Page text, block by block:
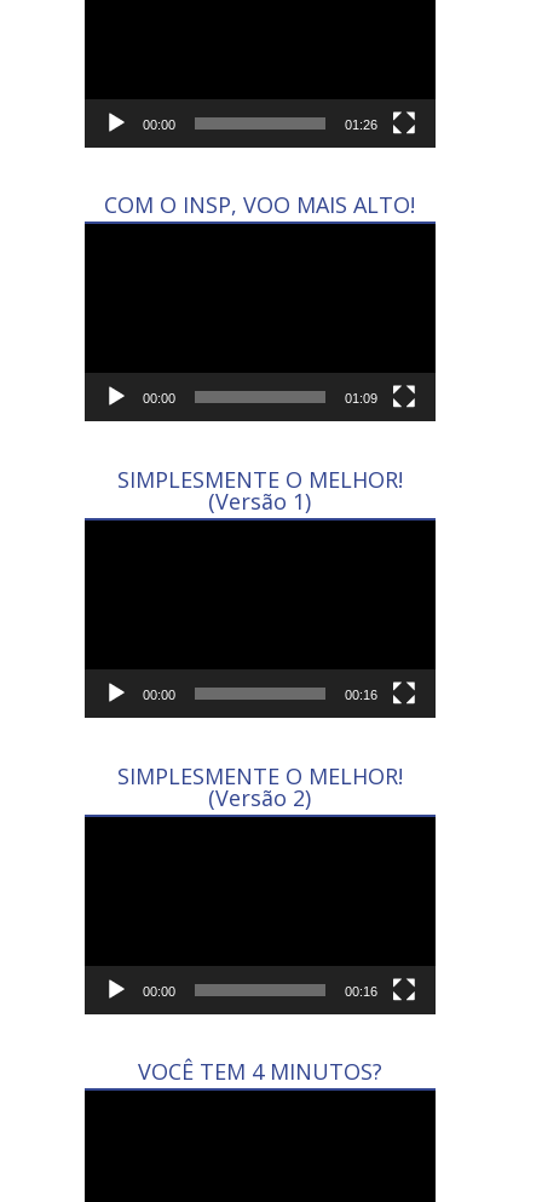
00:00 01:26
COM O INSP, VOO MAIS ALTO!
00:00 01:09
SIMPLESMENTE O MELHOR!
(Versão 1)
00:00 00:16
SIMPLESMENTE O MELHOR!
(Versão 2)
00:00 00:16
VOCÊ TEM 4 MINUTOS?